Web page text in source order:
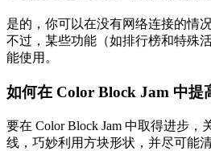
是的，你可以在没有网络连接的情况
不过，某些功能（如排行榜和特殊
能使用。
如何在 Color Block Jam 中提
要在 Color Block Jam 中取得进步，
线，巧妙利用方块形状，并尽可能